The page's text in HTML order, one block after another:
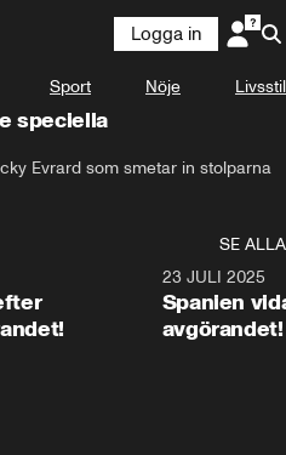
Logga in
Sport Nöje Livsstil
speciella
Evrard som smetar in stolparna
SE ALLA
23 JULI 2025
Spanien
avgörandet!